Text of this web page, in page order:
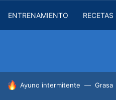
ENTRENAMIENTO
HOY SE HABLA DE
Ayuno intermitente Grasa